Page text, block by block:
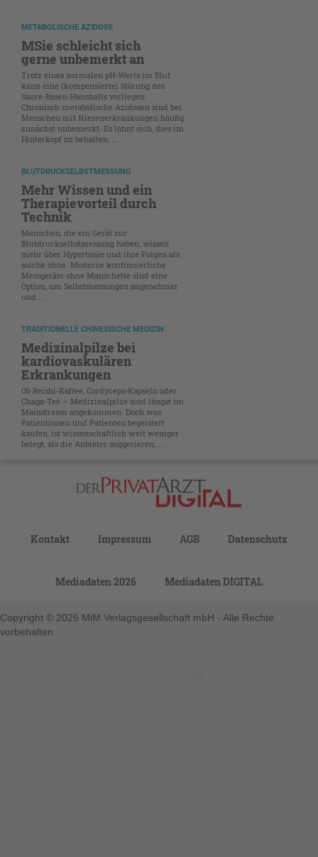
METABOLISCHE AZIDOSE
MSie schleicht sich
gerne unbemerkt an
Trotz eines normalen pH-Werts im Blut
kann eine (kompensierte) Störung des
Säure-Basen-Haushalts vorliegen.
Chronisch-metabolische Azidosen sind bei
Menschen mit Nierenerkrankungen häufig
zunächst unbemerkt. Es lohnt sich, dies im
Hinterkopf zu behalten, ...
BLUTDRUCKSELBSTMESSUNG
Mehr Wissen und ein
Therapievorteil durch
Technik
Menschen, die ein Gerät zur
Blutdruckselbstmessung haben, wissen
mehr über Hypertonie und ihre Folgen als
solche ohne. Moderne kontinuierliche
Messgeräte ohne Manschette sind eine
Option, um Selbstmessungen angenehmer
und ...
TRADITIONELLE CHINESISCHE MEDIZIN
Medizinalpilze bei
kardiovaskulären
Erkrankungen
Ob Reishi-Kaffee, Cordyceps-Kapseln oder
Chaga-Tee – Medizinalpilze sind längst im
Mainstream angekommen. Doch was
Patientinnen und Patienten begeistert
kaufen, ist wissenschaftlich weit weniger
belegt, als die Anbieter suggerieren. ...
Kontakt Impressum AGB Datenschutz
Mediadaten 2026 Mediadaten DIGITAL
Copyright © 2026 MiM Verlagsgesellschaft mbH - Alle Rechte
vorbehalten